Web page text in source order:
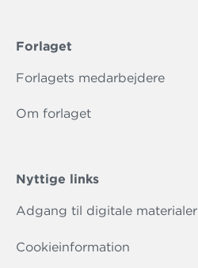
Forlaget
Forlagets medarbejdere
Om forlaget
Nyttige links
Adgang til digitale materialer
Cookieinformation